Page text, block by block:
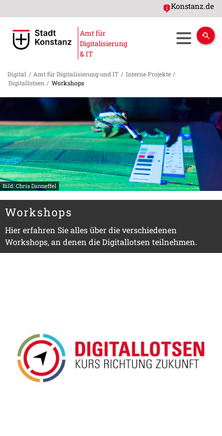
Konstanz.de
Amt für
Digitalisierung
& IT
Digital / Amt für Digitalisierung und IT / Interne Projekte /
Digitallotsen / Workshops
Bild: Chris Danneffel
Workshops
Hier erfahren Sie alles über die verschiedenen
Workshops, an denen die Digitallotsen teilnehmen.